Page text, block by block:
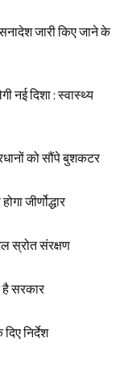
जारी किए जाने के
नई दिशा : स्वास्थ्य
को सौंपे बुशकटर
जीर्णोद्धार
स्रोत संरक्षण
है सरकार
निर्देश